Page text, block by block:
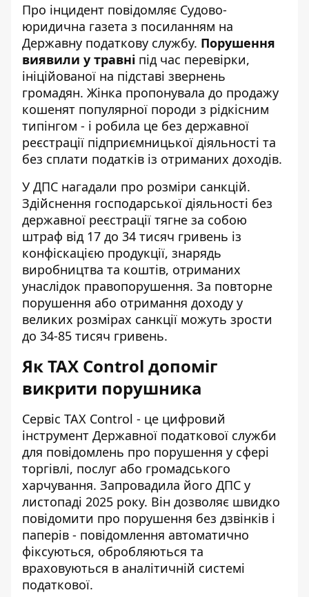
Про інцидент повідомляє Судово-
юридична газета з посиланням на
Державну податкову службу. Порушення
виявили у травні під час перевірки,
ініційованої на підставі звернень
громадян. Жінка пропонувала до продажу
кошенят популярної породи з рідкісним
типінгом - і робила це без державної
реєстрації підприємницької діяльності та
без сплати податків із отриманих доходів.
У ДПС нагадали про розміри санкцій.
Здійснення господарської діяльності без
державної реєстрації тягне за собою
штраф від 17 до 34 тисяч гривень із
конфіскацією продукції, знарядь
виробництва та коштів, отриманих
унаслідок правопорушення. За повторне
порушення або отримання доходу у
великих розмірах санкції можуть зрости
до 34-85 тисяч гривень.
Як TAX Control допоміг
викрити порушника
Сервіс TAX Control - це цифровий
інструмент Державної податкової служби
для повідомлень про порушення у сфері
торгівлі, послуг або громадського
харчування. Запровадила його ДПС у
листопаді 2025 року. Він дозволяє швидко
повідомити про порушення без дзвінків і
паперів - повідомлення автоматично
фіксуються, обробляються та
враховуються в аналітичній системі
податкової.